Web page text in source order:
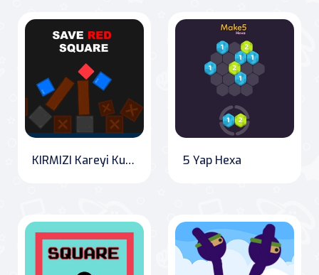
KIRMIZI Kareyi Kurtar 5 Yap Hexa